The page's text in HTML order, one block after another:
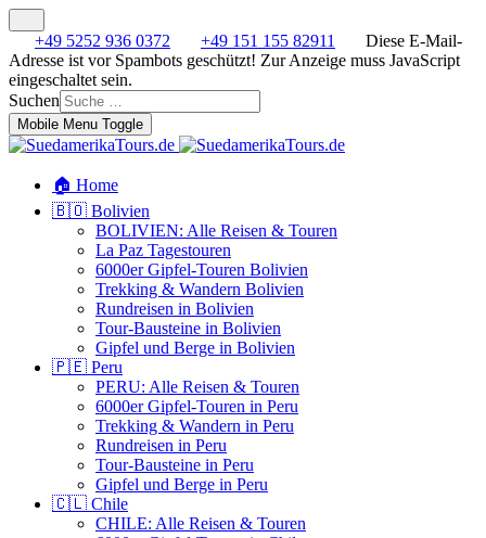
+49 5252 936 0372 +49 151 155 82911
Diese E-Mail-
Adresse ist vor Spambots geschützt! Zur Anzeige muss JavaScript
eingeschaltet sein.
Suchen
Mobile Menu Toggle
🏠 Home
🇧🇴 Bolivien
BOLIVIEN: Alle Reisen & Touren
La Paz Tagestouren
6000er Gipfel-Touren Bolivien
Trekking & Wandern Bolivien
Rundreisen in Bolivien
Tour-Bausteine in Bolivien
Gipfel und Berge in Bolivien
🇵🇪 Peru
PERU: Alle Reisen & Touren
6000er Gipfel-Touren in Peru
Trekking & Wandern in Peru
Rundreisen in Peru
Tour-Bausteine in Peru
Gipfel und Berge in Peru
🇨🇱 Chile
CHILE: Alle Reisen & Touren